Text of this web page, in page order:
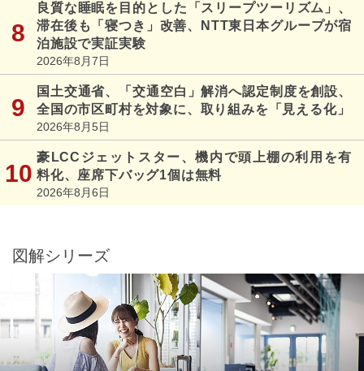
良質な睡眠を目的とした「スリープツーリズム」、
滞在後も「寝つき」改善、NTT東日本グループが宿
泊施設で実証実験
2026年8月7日
国土交通省、「交通空白」解消へ認定制度を創設、
全国の市区町村を対象に、取り組みを「見える化」
2026年8月5日
豪LCCジェットスター、機内で頭上棚の利用を有
料化、座席下バッグ1個は無料
2026年8月6日
図解シリーズ